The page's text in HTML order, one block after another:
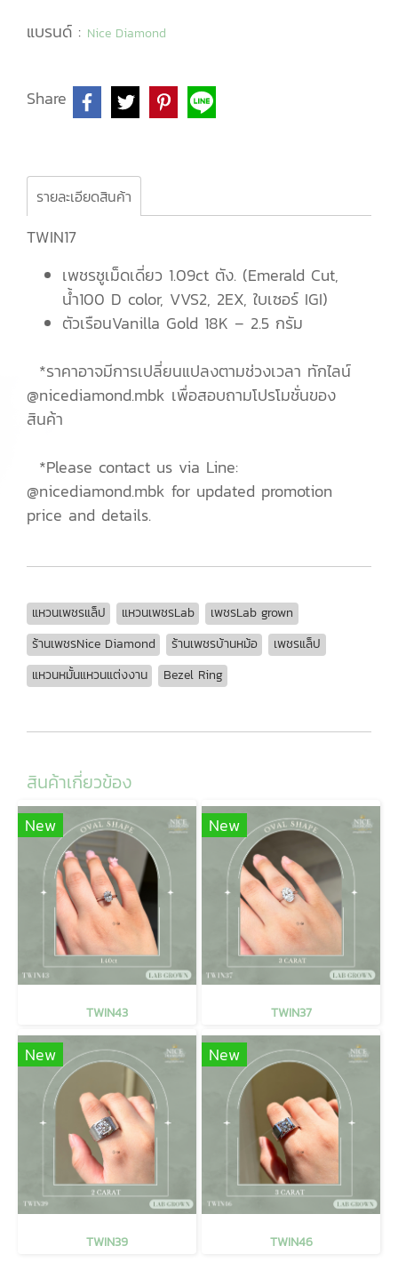
แบรนด์ : Nice Diamond
Share
รายละเอียดสินค้า
TWIN17
เพชรชูเม็ดเดี่ยว 1.09ct ตัง. (Emerald Cut,
น้ำ100 D color, VVS2, 2EX, ใบเซอร์ IGI)
ตัวเรือนVanilla Gold 18K – 2.5 กรัม
*ราคาอาจมีการเปลี่ยนแปลงตามช่วงเวลา ทักไลน์
@nicediamond.mbk เพื่อสอบถามโปรโมชั่นของ
สินค้า
*Please contact us via Line:
@nicediamond.mbk for updated promotion
price and details.
แหวนเพชรแล็ป แหวนเพชรLab
เพชรLab grown
ร้านเพชรNice Diamond
ร้านเพชรบ้านหม้อ
เพชรแล็ป
แหวนหมั้นแหวนแต่งงาน
Bezel Ring
สินค้าเกี่ยวข้อง
New
TWIN43
New
TWIN37
New
TWIN39
New
TWIN46